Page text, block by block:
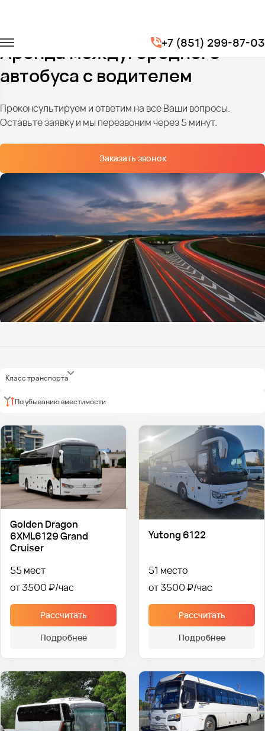
+7 (851) 299-87-03
Перевозки по межгороду
Аренда междугороднего
автобуса с водителем
Проконсультируем и ответим на все Ваши вопросы.
Оставьте заявку и мы перезвоним через 5 минут.
Заказать звонок
Класс транспорта
По убыванию вместимости
Golden Dragon
6XML6129 Grand
Cruiser
55 мест
от 3500 ₽
Рассчитать
Подробнее
Yutong 6122
51 место
от 3500 ₽
Рассчитать
Подробнее